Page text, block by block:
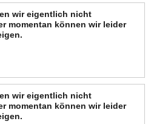
wir eigentlich nicht
momentan können wir leider
wir eigentlich nicht
momentan können wir leider